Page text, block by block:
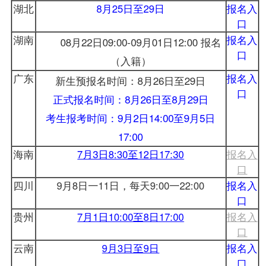
湖北
8月25日至29日
报名入
口
湖南
08月22日09:00-09月01日12:00 报名
（入籍）
报名入
口
广东
新生预报名时间：8月26日至29日
正式报名时间：8月26日至8月29日
考生报考时间：9月2日14:00至9月5日
17:00
报名入
口
海南 7月3日8:30至12日17:30
报名入
口
四川
9月8日一11日，每天9:00一22:00
报名入
口
贵州
7月1日10:00至8日17:00
报名入
口
云南
9月3日至9日
报名入
口